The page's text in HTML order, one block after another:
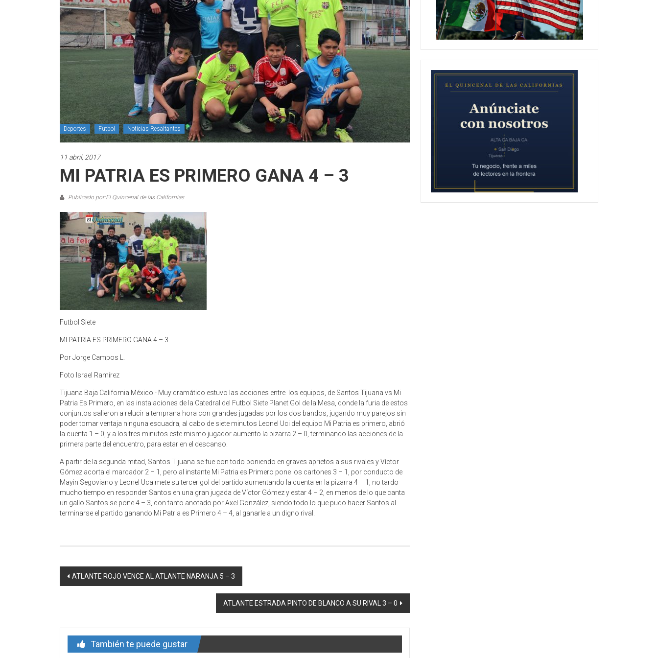
Deportes Futbol Noticias Resaltantes
11 abril, 2017
MI PATRIA ES PRIMERO GANA 4 – 3
Publicado por:El Quincenal de las Californias
Futbol Siete
MI PATRIA ES PRIMERO GANA 4 – 3
Por Jorge Campos L.
Foto Israel Ramírez
Tijuana Baja California México.- Muy dramático estuvo las acciones entre los equipos, de Santos Tijuana vs Mi
Patria Es Primero, en las instalaciones de la Catedral del Futbol Siete Planet Gol de la Mesa, donde la furia de estos
conjuntos salieron a relucir a temprana hora con grandes jugadas por los dos bandos, jugando muy parejos sin
poder tomar ventaja ninguna escuadra, al cabo de siete minutos Leonel Uci del equipo Mi Patria es primero, abrió
la cuenta 1 – 0, y a los tres minutos este mismo jugador aumento la pizarra 2 – 0, terminando las acciones de la
primera parte del encuentro, para estar en el descanso.
A partir de la segunda mitad, Santos Tijuana se fue con todo poniendo en graves aprietos a sus rivales y Víctor
Gómez acorta el marcador 2 – 1, pero al instante Mi Patria es Primero pone los cartones 3 – 1, por conducto de
Mayin Segoviano y Leonel Uca mete su tercer gol del partido aumentando la cuenta en la pizarra 4 – 1, no tardo
mucho tiempo en responder Santos en una gran jugada de Víctor Gómez y estar 4 – 2, en menos de lo que canta
un gallo Santos se pone 4 – 3, con tanto anotado por Axel González, siendo todo lo que pudo hacer Santos al
terminarse el partido ganando Mi Patria es Primero 4 – 4, al ganarle a un digno rival.
Navegación
ATLANTE ROJO VENCE AL ATLANTE NARANJA 5 – 3
ATLANTE ESTRADA PINTO DE BLANCO A SU RIVAL 3 – 0
También te puede gustar